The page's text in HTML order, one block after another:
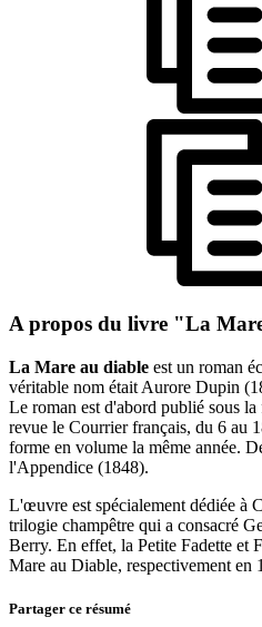
A propos du livre "La
La Mare au diable est un roman
véritable nom était Aurore Dupin
Le roman est d'abord publié sous
revue le Courrier français, du 6 au
forme en volume la même année.
l'Appendice (1848).
L'œuvre est spécialement dédiée à
trilogie champêtre qui a consacré
Berry. En effet, la Petite Fadette et
Mare au Diable, respectivement en
Partager ce résumé